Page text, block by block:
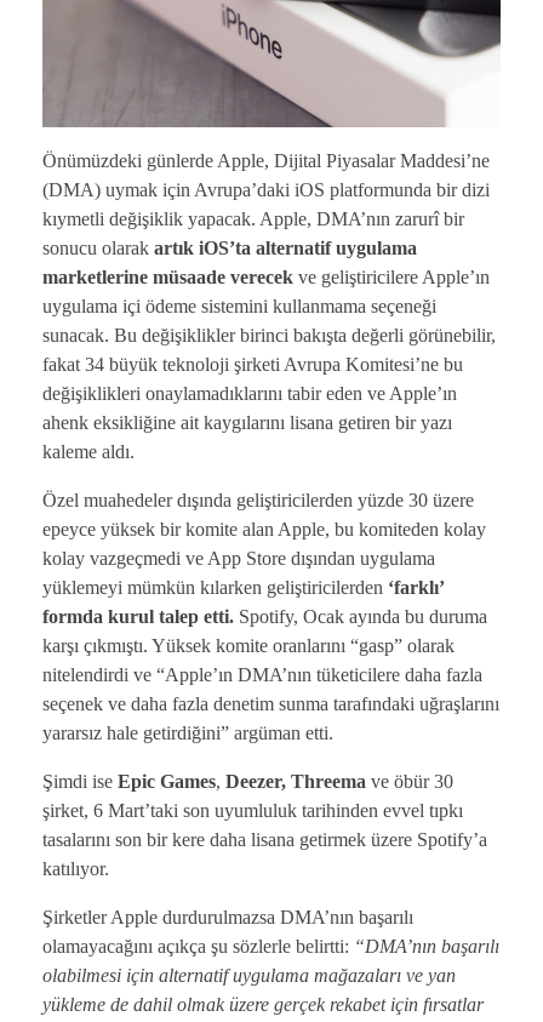
Önümüzdeki günlerde Apple, Dijital Piyasalar Maddesi’ne
(DMA) uymak için Avrupa’daki iOS platformunda bir dizi
kıymetli değişiklik yapacak. Apple, DMA’nın zarurî bir
sonucu olarak artık iOS’ta alternatif uygulama
marketlerine müsaade verecek ve geliştiricilere Apple’ın
uygulama içi ödeme sistemini kullanmama seçeneği
sunacak. Bu değişiklikler birinci bakışta değerli görünebilir,
fakat 34 büyük teknoloji şirketi Avrupa Komitesi’ne bu
değişiklikleri onaylamadıklarını tabir eden ve Apple’ın
ahenk eksikliğine ait kaygılarını lisana getiren bir yazı
kaleme aldı.
Özel muahedeler dışında geliştiricilerden yüzde 30 üzere
epeyce yüksek bir komite alan Apple, bu komiteden kolay
kolay vazgeçmedi ve App Store dışından uygulama
yüklemeyi mümkün kılarken geliştiricilerden ‘farklı’
formda kurul talep etti. Spotify, Ocak ayında bu duruma
karşı çıkmıştı. Yüksek komite oranlarını “gasp” olarak
nitelendirdi ve “Apple’ın DMA’nın tüketicilere daha fazla
seçenek ve daha fazla denetim sunma tarafındaki uğraşlarını
yararsız hale getirdiğini” argüman etti.
Şimdi ise Epic Games, Deezer, Threema ve öbür 30
şirket, 6 Mart’taki son uyumluluk tarihinden evvel tıpkı
tasalarını son bir kere daha lisana getirmek üzere Spotify’a
katılıyor.
Şirketler Apple durdurulmazsa DMA’nın başarılı
olamayacağını açıkça şu sözlerle belirtti: “DMA’nın başarılı
olabilmesi için alternatif uygulama mağazaları ve yan
yükleme de dahil olmak üzere gerçek rekabet için fırsatlar